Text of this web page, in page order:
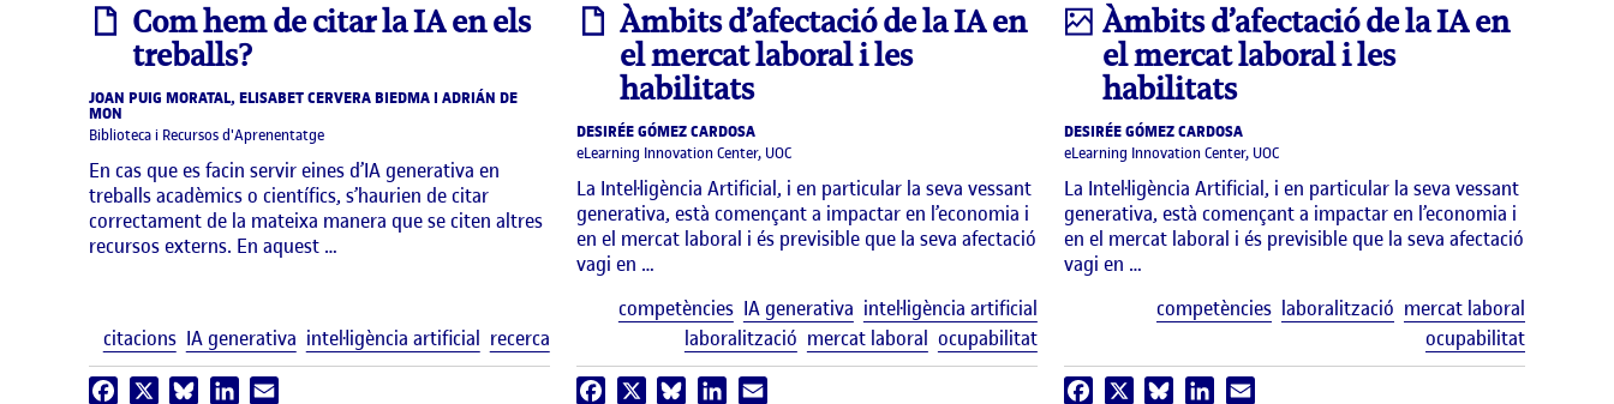
informe
Com hem de citar la IA en els
treballs?
JOAN PUIG MORATAL, ELISABET CERVERA BIEDMA I ADRIÁN DE
MON
Biblioteca i Recursos d'Aprenentatge
En cas que es facin servir eines d’IA generativa en
treballs acadèmics o científics, s’haurien de citar
correctament de la mateixa manera que se citen altres
recursos externs. En aquest …
Etiquetes
citacions IA generativa intel·ligència artificial recerca
Facebook BlueskyLinkedIn
informe
Àmbits d’afectació de la IA en
el mercat laboral i les
habilitats
DESIRÉE GÓMEZ CARDOSA
eLearning Innovation Center, UOC
La Intel·ligència Artificial, i en particular la seva vessant
generativa, està començant a impactar en l’economia i
en el mercat laboral i és previsible que la seva afectació
vagi en …
Etiquetes
competències IA generativa intel·ligència artificial
laboralització mercat laboral ocupabilitat
Facebook Bluesky LinkedIn
Infografia
Àmbits d’afectació de la IA en
el mercat laboral i les
habilitats
DESIRÉE GÓMEZ CARDOSA
eLearning Innovation Center, UOC
La Intel·ligència Artificial, i en particular la seva vessant
generativa, està començant a impactar en l’economia i
en el mercat laboral i és previsible que la seva afectació
vagi en …
competències laboralització mercat laboral
ocupabilitat
Facebook Bluesky LinkedIn